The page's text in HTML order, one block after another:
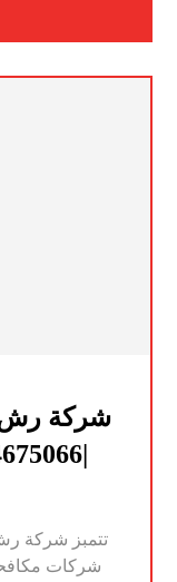
شركة رش
|0544675066|خدمات التنظيف
تتمبز شركة
شركات